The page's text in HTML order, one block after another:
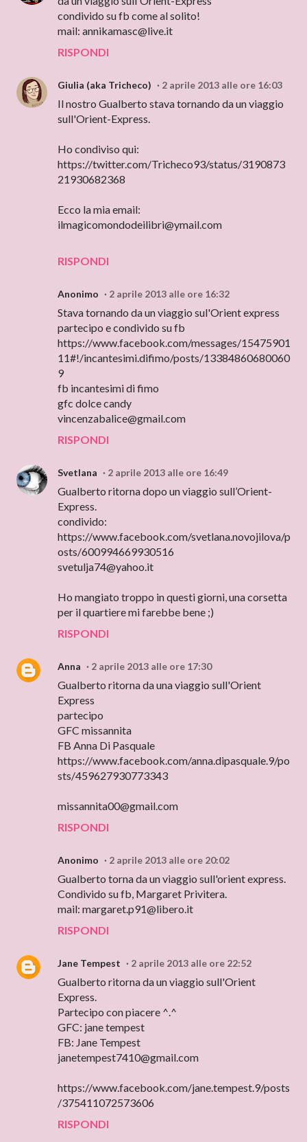
condivido su fb come al solito!
mail: annikamasc@live.it
RISPONDI
Giulia (aka Tricheco) 2 aprile 2013 alle ore 16:03
Il nostro Gualberto stava tornando da un viaggio
sull'Orient-Express.
Ho condiviso qui:
https://twitter.com/Tricheco93/status/3190873
21930682368
Ecco la mia email:
ilmagicomondodeilibri@ymail.com
RISPONDI
Anonimo 2 aprile 2013 alle ore 16:32
Stava tornando da un viaggio sul'Orient express
partecipo e condivido su fb
https://www.facebook.com/messages/15475901
11#!/incantesimi.difimo/posts/13384860680060
9
fb incantesimi di fimo
gfc dolce candy
vincenzabalice@gmail.com
RISPONDI
Svetlana 2 aprile 2013 alle ore 16:49
Gualberto ritorna dopo un viaggio sull’Orient-
Express.
condivido:
https://www.facebook.com/svetlana.novojilova/p
osts/600994669930516
svetulja74@yahoo.it
Ho mangiato troppo in questi giorni, una corsetta
per il quartiere mi farebbe bene ;)
RISPONDI
Anna 2 aprile 2013 alle ore 17:30
Gualberto ritorna da una viaggio sull'Orient
Express
partecipo
GFC missannita
FB Anna Di Pasquale
https://www.facebook.com/anna.dipasquale.9/po
sts/459627930773343
missannita00@gmail.com
RISPONDI
Anonimo 2 aprile 2013 alle ore 20:02
Gualberto torna da un viaggio sull'orient express.
Condivido su fb, Margaret Privitera.
mail: margaret.p91@libero.it
RISPONDI
Jane Tempest 2 aprile 2013 alle ore 22:52
Gualberto ritorna da un viaggio sull'Orient
Express.
Partecipo con piacere ^.^
GFC: jane tempest
FB: Jane Tempest
janetempest7410@gmail.com
https://www.facebook.com/jane.tempest.9/posts
/375411072573606
RISPONDI